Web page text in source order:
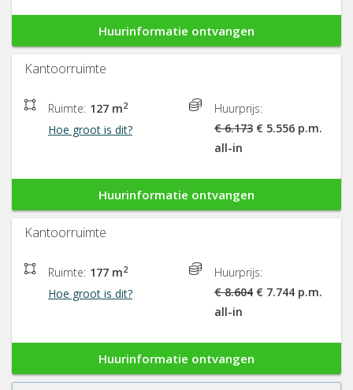
Huurinformatie ontvangen
Kantoorruimte
Ruimte: 127 m2
Hoe groot is dit?
Huurprijs:
€ 6.173 € 5.556 p.m.
all-in
Huurinformatie ontvangen
Kantoorruimte
Ruimte: 177 m2
Hoe groot is dit?
Huurprijs:
€ 8.604 € 7.744 p.m.
all-in
Huurinformatie ontvangen